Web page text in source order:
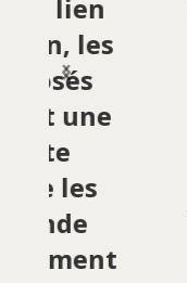
le lien
les
une
Je les
‹
›